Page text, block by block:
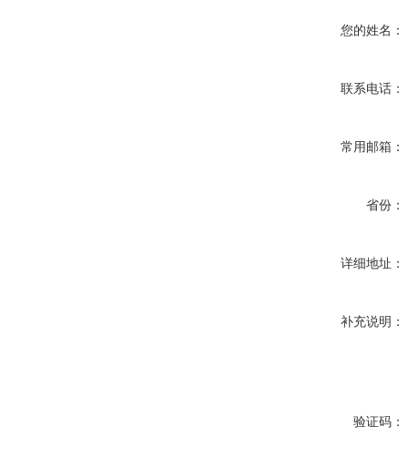
您的姓名：
联系电话：
常用邮箱：
省份：
详细地址：
补充说明：
验证码：